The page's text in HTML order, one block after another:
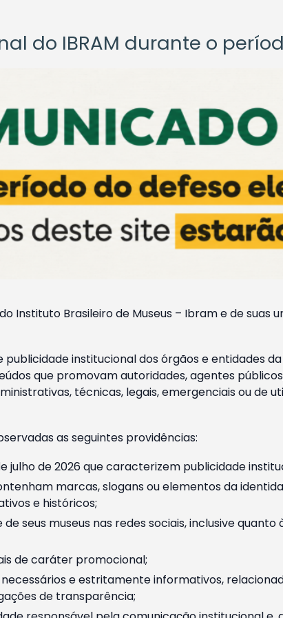
do IBRAM durante o
Instituto Brasileiro de Museus – Ibram e de suas
institucional dos órgãos e entidades
que promovam autoridades, agentes
técnicas, legais, emergenciais ou de
as seguintes providências:
de 2026 que caracterizem publicidade
marcas, slogans ou elementos da
e históricos;
seus museus nas redes sociais, inclusive quanto
de caráter promocional;
e estritamente informativos,
de transparência;